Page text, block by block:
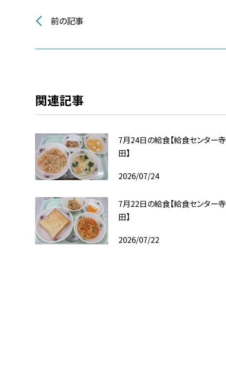
前の記事
関連記事
7月24日の給食【給食センター寺
田】
2026/07/24
7月22日の給食【給食センター寺
田】
2026/07/22